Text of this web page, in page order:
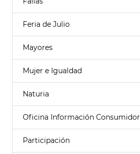
Feria de Julio
Mayores
Mujer e Igualdad
Naturia
Oficina Información Consumidor
Participación